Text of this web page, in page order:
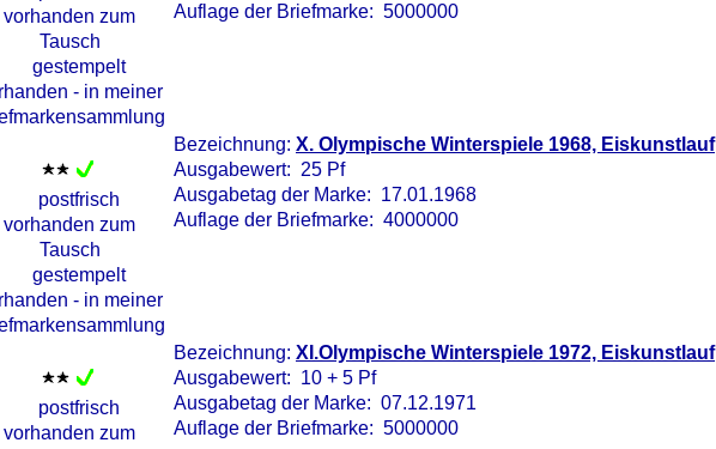
Auflage der Briefmarke: 5000000
Bezeichnung: X. Olympische Winterspiele 1968, Eiskunstlauf
Ausgabewert: 25 Pf
Ausgabetag der Marke: 17.01.1968
Auflage der Briefmarke: 4000000
Bezeichnung: XI.Olympische Winterspiele 1972, Eiskunstlauf
Ausgabewert: 10 + 5 Pf
Ausgabetag der Marke: 07.12.1971
Auflage der Briefmarke: 5000000